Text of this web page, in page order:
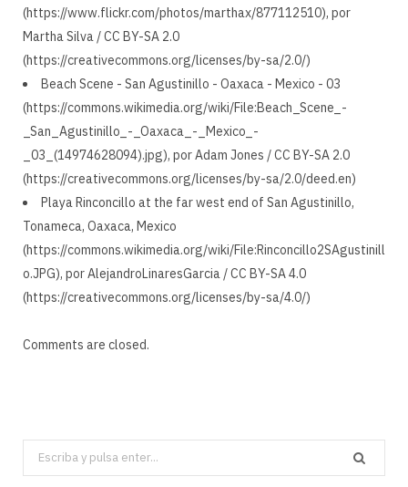
(https://www.flickr.com/photos/marthax/877112510), por
Martha Silva / CC BY-SA 2.0
(https://creativecommons.org/licenses/by-sa/2.0/)
Beach Scene - San Agustinillo - Oaxaca - Mexico - 03
(https://commons.wikimedia.org/wiki/File:Beach_Scene_-
_San_Agustinillo_-_Oaxaca_-_Mexico_-
_03_(14974628094).jpg), por Adam Jones / CC BY-SA 2.0
(https://creativecommons.org/licenses/by-sa/2.0/deed.en)
Playa Rinconcillo at the far west end of San Agustinillo,
Tonameca, Oaxaca, Mexico
(https://commons.wikimedia.org/wiki/File:Rinconcillo2SAgustinill
o.JPG), por AlejandroLinaresGarcia / CC BY-SA 4.0
(https://creativecommons.org/licenses/by-sa/4.0/)
Comments are closed.
Search
for: